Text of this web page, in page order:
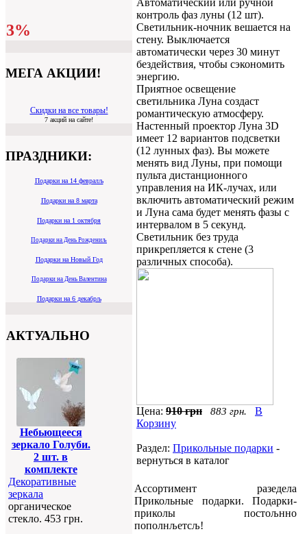
3%
МЕГА АКЦИИ!
Скидки на все товары!
7 акций на сайте!
ПРАЗДНИКИ:
Подарки на 14 февралљ
Подарки на 8 марта
Подарки на 1 октября
Подарки на День Рождениљ
Подарки на Новый Год
Подарки на День Валентина
Подарки на 6 декабрљ
АКТУАЛЬНО
Небьющееся
зеркало Голуби.
2 шт. в
комплекте
Декоративные
зеркала
органическое
стекло. 453 грн.
Автоматический или ручной
контроль фаз луны (12 шт).
Светильник-ночник вешается на
стену. Выключается
автоматически через 30 минут
бездействия, чтобы сэкономить
энергию.
Приятное освещение
светильника Луна создаст
романтическую атмосферу.
Настенный проектор Луна 3D
имеет 12 вариантов подсветки
(12 лунных фаз). Вы можете
менять вид Луны, при помощи
пульта дистанционного
управления на ИК-лучах, или
включить автоматический режим
и Луна сама будет менять фазы с
интервалом в 5 секунд.
Светильник без труда
прикрепляется к стене (3
различных способа).
Цена: 910 грн 883 грн.
В
Корзину
Раздел: Прикольные подарки -
вернуться в каталог
Ассортимент разедела
Прикольные подарки. Подарки-
приколы постољнно
пополнљетсљ!